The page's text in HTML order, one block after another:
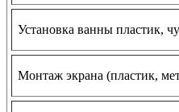
Установка ванны пластик,
Монтаж экрана (пластик,